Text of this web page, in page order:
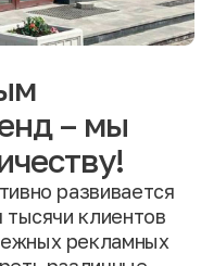
– мы
развивается
тысячи клиентов
рекламных